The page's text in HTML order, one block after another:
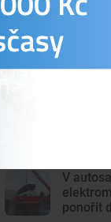
střetu s
po
V
ponořit